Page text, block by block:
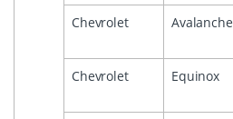
Chevrolet Avalanche
Chevrolet Equinox